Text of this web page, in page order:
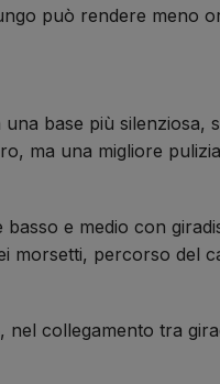
può rendere meno
base più silenziosa,
ma una migliore
e medio con
percorso del
collegamento tra